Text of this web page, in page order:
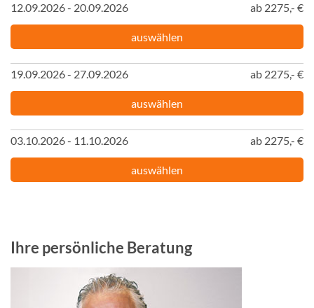
12.09.2026 - 20.09.2026 ab 2275,- €
auswählen
19.09.2026 - 27.09.2026 ab 2275,- €
auswählen
03.10.2026 - 11.10.2026 ab 2275,- €
auswählen
Ihre persönliche Beratung